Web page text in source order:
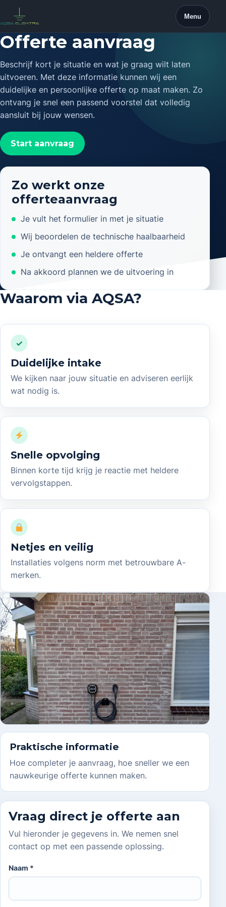
content
Menu
Offerte aanvraag
Beschrijf kort je situatie en wat je graag wilt laten
uitvoeren. Met deze informatie kunnen wij een
duidelijke en persoonlijke offerte op maat maken. Zo
ontvang je snel een passend voorstel dat volledig
aansluit bij jouw wensen.
Start aanvraag
Zo werkt onze
offerteaanvraag
Je vult het formulier in met je situatie
Wij beoordelen de technische haalbaarheid
Je ontvangt een heldere offerte
Na akkoord plannen we de uitvoering in
Waarom via AQSA?
✓
Duidelijke intake
We kijken naar jouw situatie en adviseren eerlijk
wat nodig is.
Snelle opvolging
Binnen korte tijd krijg je reactie met heldere
vervolgstappen.
Netjes en veilig
Installaties volgens norm met betrouwbare A-
merken.
Praktische informatie
Hoe completer je aanvraag, hoe sneller we een
nauwkeurige offerte kunnen maken.
Vraag direct je offerte aan
Vul hieronder je gegevens in. We nemen snel
contact op met een passende oplossing.
Naam *